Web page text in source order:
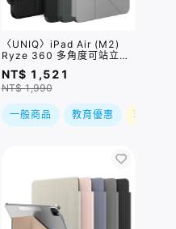
〈UNIQ〉iPad Air (M2)
Ryze 360 多角度可站立折
疊保護套 / 三色,兩種尺寸
NT$ 1,521
NT$ 1,990
一般商品 教育優惠 現折